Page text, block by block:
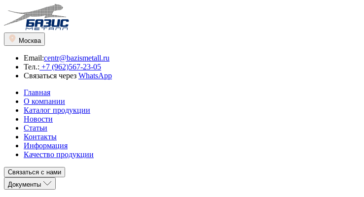
Москва
Email:centr@bazismetall.ru
Тел.: +7 (962)567-23-05
Связаться через WhatsApp
Главная
О компании
Каталог продукции
Новости
Статьи
Контакты
Информация
Качество продукции
Связаться с нами
Документы